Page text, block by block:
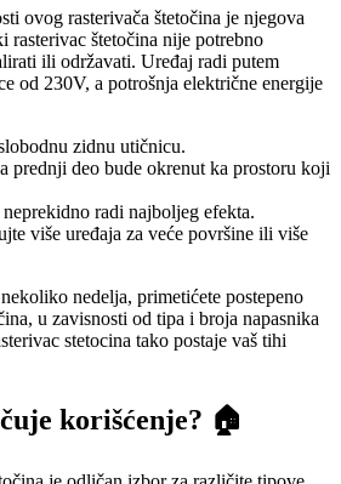
ovog rasterivača štetočina je njegova
rasterivac štetočina nije potrebno
ili održavati. Uređaj radi putem
od 230V, a potrošnja električne energije
zidnu utičnicu.
prednji deo bude okrenut ka prostoru koji
radi najboljeg efekta.
više uređaja za veće površine ili više
nedelja, primetićete postepeno
u zavisnosti od tipa i broja napasnika
stetocina tako postaje vaš tihi
korišćenje? 🏠